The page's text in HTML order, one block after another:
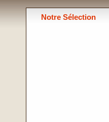
Notre Sélection